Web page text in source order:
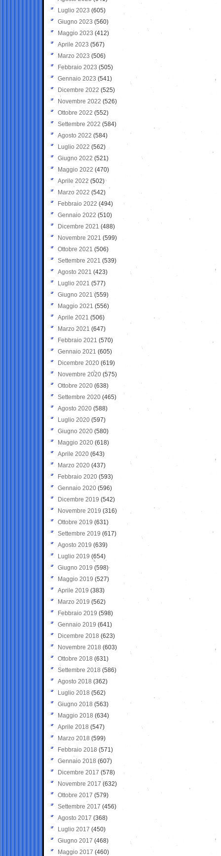
Luglio 2023 (605)
Giugno 2023 (560)
Maggio 2023 (412)
Aprile 2023 (567)
Marzo 2023 (506)
Febbraio 2023 (505)
Gennaio 2023 (541)
Dicembre 2022 (525)
Novembre 2022 (526)
Ottobre 2022 (552)
Settembre 2022 (584)
Agosto 2022 (584)
Luglio 2022 (562)
Giugno 2022 (521)
Maggio 2022 (470)
Aprile 2022 (502)
Marzo 2022 (542)
Febbraio 2022 (494)
Gennaio 2022 (510)
Dicembre 2021 (488)
Novembre 2021 (599)
Ottobre 2021 (506)
Settembre 2021 (539)
Agosto 2021 (423)
Luglio 2021 (577)
Giugno 2021(559)
Maggio 2021 (556)
Aprile 2021 (506)
Marzo 2021 (647)
Febbraio 2021 (570)
Gennaio 2021 (605)
Dicembre 2020 (619)
Novembre 2020 (575)
Ottobre 2020 (638)
Settembre 2020(465)
Agosto 2020 (588)
Luglio 2020 (597)
Giugno 2020 (580)
Maggio 2020 (618)
Aprile 2020 (643)
Marzo 2020 (437)
Febbraio 2020 (593)
Gennaio 2020 (596)
Dicembre 2019 (542)
Novembre 2019 (316)
Ottobre 2019 (631)
Settembre 2019 (617)
Agosto 2019 (639)
Luglio 2019 (654)
Giugno 2019 (598)
Maggio 2019 (527)
Aprile 2019 (383)
Marzo 2019 (562)
Febbraio 2019 (598)
Gennaio 2019 (641)
Dicembre 2018 (623)
Novembre 2018 (603)
Ottobre 2018 (631)
Settembre 2018 (586)
Agosto 2018 (362)
Luglio 2018 (562)
Giugno 2018 (563)
Maggio 2018 (634)
Aprile 2018 (547)
Marzo 2018 (599)
Febbraio 2018 (571)
Gennaio 2018 (607)
Dicembre 2017 (578)
Novembre 2017 (632)
Ottobre 2017 (579)
Settembre 2017 (456)
Agosto 2017 (368)
Luglio 2017 (450)
Giugno 2017 (468)
Maggio 2017 (460)